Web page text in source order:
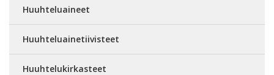
Huuhteluaineet
Huuhteluainetiivisteet
Huuhtelukirkasteet